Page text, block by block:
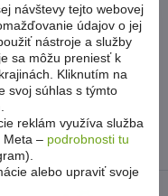
návštevy tejto webovej
údajov o jej
nástroje a služby
sa môžu preniesť k
Kliknutím na
svoj súhlas s týmto
reklám využíva služba
Meta – podrobnosti tu
alebo upraviť svoje